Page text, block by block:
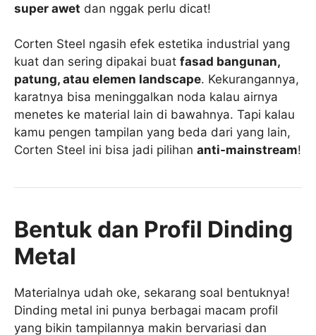
super awet dan nggak perlu dicat!
Corten Steel ngasih efek estetika industrial yang
kuat dan sering dipakai buat fasad bangunan,
patung, atau elemen landscape. Kekurangannya,
karatnya bisa meninggalkan noda kalau airnya
menetes ke material lain di bawahnya. Tapi kalau
kamu pengen tampilan yang beda dari yang lain,
Corten Steel ini bisa jadi pilihan anti-mainstream!
Bentuk dan Profil Dinding
Metal
Materialnya udah oke, sekarang soal bentuknya!
Dinding metal ini punya berbagai macam profil
yang bikin tampilannya makin bervariasi dan